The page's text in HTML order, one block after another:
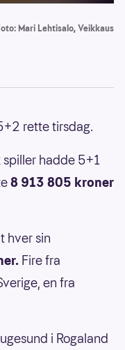
Mari Lehtisalo, Veikkaus
rette tirsdag.
spiller hadde 5+1
8 913 805 kroner
hver sin
Fire fra
en fra
i Rogaland